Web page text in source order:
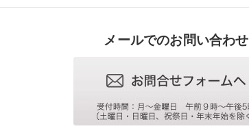
メールでのお問い合わせ